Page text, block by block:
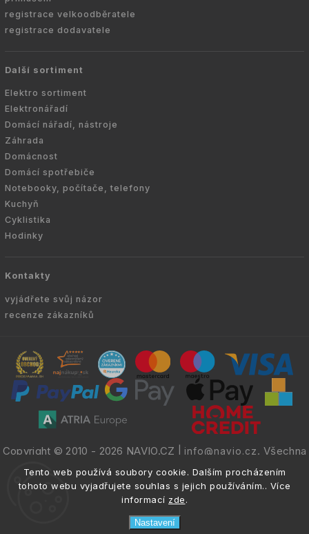
Tento web používá soubory cookie. Dalším procházením
tohoto webu vyjadřujete souhlas s jejich používáním.. Více
informací zde.
Nastavení
registrace velkoodběratele
registrace dodavatele
Další sortiment
Elektro sortiment
Elektronářadí
Domácí nářadí, nástroje
Záhrada
Domácnost
Domácí spotřebiče
Notebooky, počítače, telefony
Kuchyň
Cyklistika
Hodinky
Kontakty
vyjádřete svůj názor
recenze zákazníků
Copyright © 2010 - 2026 NAVIO.CZ info@navio.cz. Všechna
práva vyhrazena.